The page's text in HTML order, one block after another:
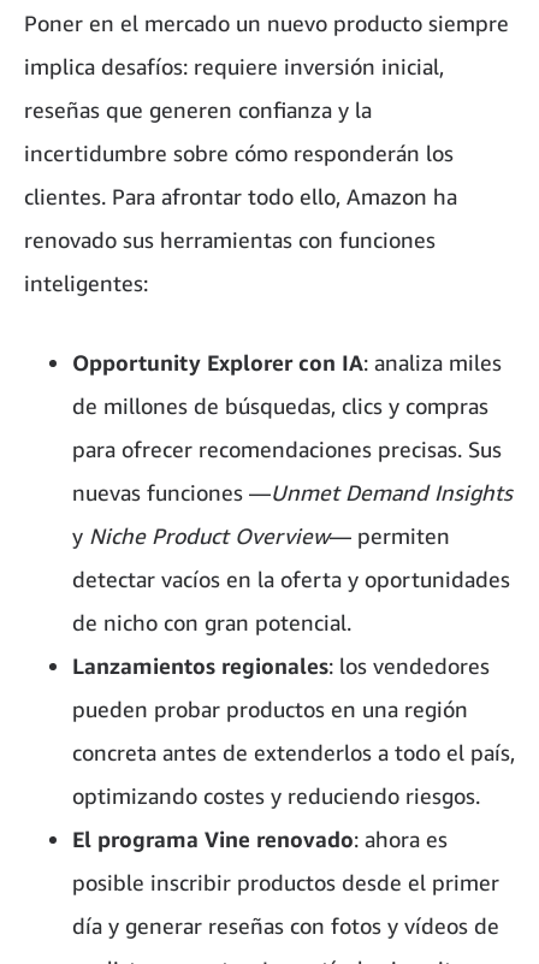
Poner en el mercado un nuevo producto siempre
implica desafíos: requiere inversión inicial,
reseñas que generen confianza y la
incertidumbre sobre cómo responderán los
clientes. Para afrontar todo ello, Amazon ha
renovado sus herramientas con funciones
inteligentes:
Opportunity Explorer con IA: analiza miles
de millones de búsquedas, clics y compras
para ofrecer recomendaciones precisas. Sus
nuevas funciones —Unmet Demand Insights
y Niche Product Overview— permiten
detectar vacíos en la oferta y oportunidades
de nicho con gran potencial.
Lanzamientos regionales: los vendedores
pueden probar productos en una región
concreta antes de extenderlos a todo el país,
optimizando costes y reduciendo riesgos.
El programa Vine renovado: ahora es
posible inscribir productos desde el primer
día y generar reseñas con fotos y vídeos de